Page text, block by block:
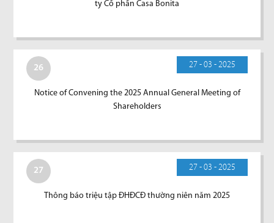
ty Cổ phần Casa Bonita
26 27 - 03 - 2025
Notice of Convening the 2025 Annual General Meeting of
Shareholders
27 27 - 03 - 2025
Thông báo triệu tập ĐHĐCĐ thường niên năm 2025